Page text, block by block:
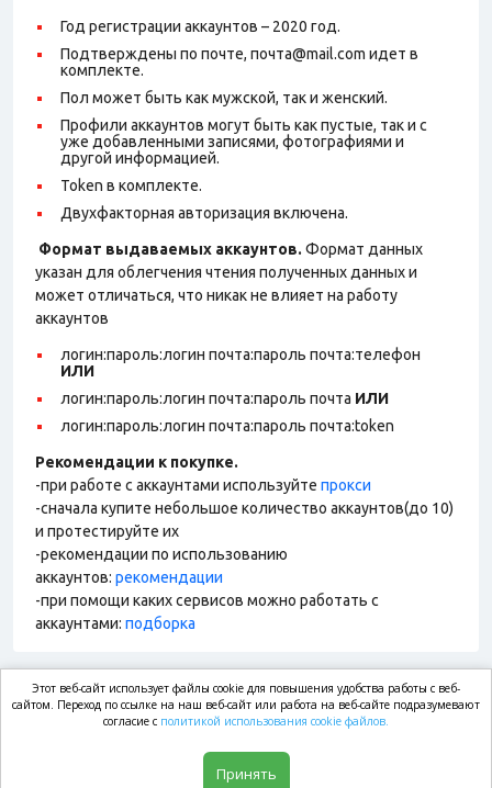
Год регистрации аккаунтов – 2020 год.
Подтверждены по почте, почта@mail.com идет в
комплекте.
Пол может быть как мужской, так и женский.
Профили аккаунтов могут быть как пустые, так и с
уже добавленными записями, фотографиями и
другой информацией.
Token в комплекте.
Двухфакторная авторизация включена.
Формат выдаваемых аккаунтов. Формат данных
указан для облегчения чтения полученных данных и
может отличаться, что никак не влияет на работу
аккаунтов
логин:пароль:логин почта:пароль почта:телефон
ИЛИ
логин:пароль:логин почта:пароль почта ИЛИ
логин:пароль:логин почта:пароль почта:token
Рекомендации к покупке.
-при работе с аккаунтами используйте прокси
-сначала купите небольшое количество аккаунтов(до 10)
и протестируйте их
-рекомендации по использованию
аккаунтов: рекомендации
-при помощи каких сервисов можно работать с
аккаунтами: подборка
market.com
Этот веб-сайт использует файлы cookie для повышения удобства работы с веб-
сайтом. Переход по ссылке на наш веб-сайт или работа на веб-сайте подразумевают
согласие с политикой использования cookie файлов.
Принять